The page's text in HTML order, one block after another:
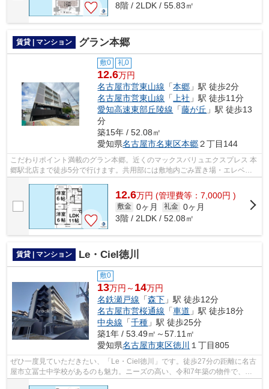
8階 / 2LDK / 55.83㎡
賃貸 | マンション グラン本郷
敷0 礼0
12.6万円
名古屋市営東山線 「本郷 」駅 徒歩2分
名古屋市営東山線 「上社 」駅 徒歩11分
愛知高速東部丘陵線 「藤が丘 」駅 徒歩13
分
築15年 / 52.08㎡
愛知県名古屋市名東区本郷２丁目144
こだわりポイント満載のグラン本郷。近くのマックスバリュエクスプレス 本
郷駅北店まで徒歩5分で行けます。共用部には敷地内ごみ置き場・エレベー
12.6万円 (管理費等：7,000円 )
敷金 0ヶ月 礼金 0ヶ月
3階 / 2LDK / 52.08㎡
賃貸 | マンション Le・Ciel徳川
敷0
13万円～ 14万円
名鉄瀬戸線 「森下 」駅 徒歩12分
名古屋市営桜通線 「車道 」駅 徒歩18分
中央線 「千種 」駅 徒歩25分
築1年 / 53.49㎡～57.11㎡
愛知県名古屋市東区徳川 １丁目805
ぜひ一度見ていただきたい、「Le・Ciel徳川」です。徒歩27分の距離に名古
屋市立冨士中学校があるのも魅力。ニーズの高い、令和7年築の物件で、オ